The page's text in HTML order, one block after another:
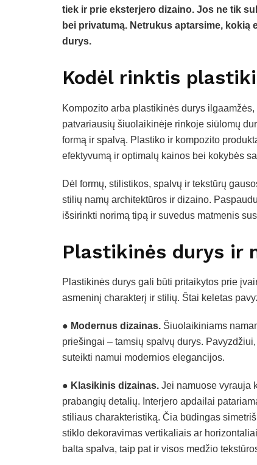
tiek ir prie eksterjero dizaino. Jos ne tik
bei privatumą. Netrukus aptarsime,
durys.
Kodėl rinktis
Kompozito arba plastikinės durys
patvariausių šiuolaikinėje rinkoje siūlomų
formą ir spalvą. Plastiko ir kompozito
efektyvumą ir optimalų kainos bei kokybės
Dėl formų, stilistikos, spalvų ir tekstūrų
stilių namų architektūros ir dizaino.
išsirinkti norimą tipą ir suvedus matmenis
Plastikinės durys ir
Plastikinės durys gali būti pritaikytos prie
asmeninį charakterį ir stilių. Štai keletas
● Modernus dizainas. Šiuolaikiniams
priešingai – tamsių spalvų durys.
suteikti namui modernios elegancijos.
● Klasikinis dizainas. Jei namuose vyrauja
prabangių detalių. Interjero apdailai
stiliaus charakteristiką. Čia būdingas
stiklo dekoravimas vertikaliais ar
balta spalva, taip pat ir visos medžio